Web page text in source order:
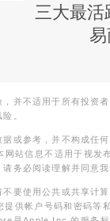
三大最活
并不适用于所有投资
。
或参考，并不构成任
网站信息不适用于视
务必阅读理解并同意
要使用公共或共享计
提供帐户号码和密码